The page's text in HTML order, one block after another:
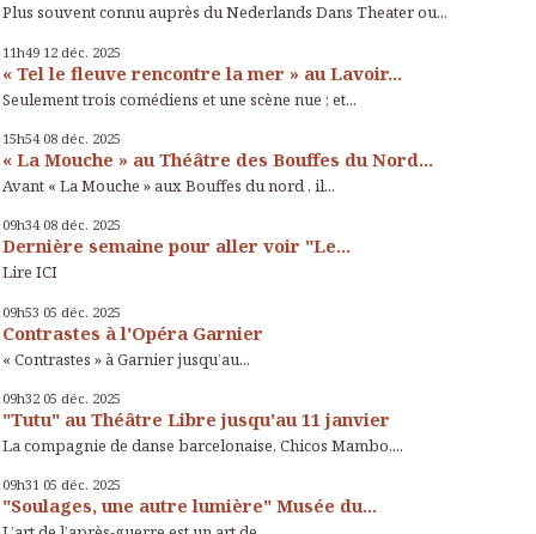
Plus souvent connu auprès du Nederlands Dans Theater ou...
11h49 12 déc. 2025
« Tel le fleuve rencontre la mer » au Lavoir...
Seulement trois comédiens et une scène nue ; et...
15h54 08 déc. 2025
« La Mouche » au Théâtre des Bouffes du Nord...
Avant « La Mouche » aux Bouffes du nord , il...
09h34 08 déc. 2025
Dernière semaine pour aller voir "Le...
Lire ICI
09h53 05 déc. 2025
Contrastes à l'Opéra Garnier
« Contrastes » à Garnier jusqu’au...
09h32 05 déc. 2025
"Tutu" au Théâtre Libre jusqu'au 11 janvier
La compagnie de danse barcelonaise, Chicos Mambo,...
09h31 05 déc. 2025
"Soulages, une autre lumière" Musée du...